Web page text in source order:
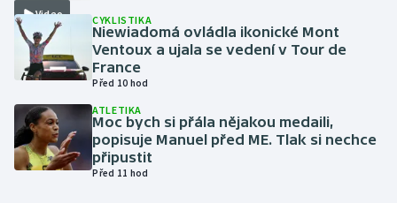
Moderní pětiboj
Motorsport
Parasport
Video CYKLISTIKA
Niewiadomá ovládla ikonické Mont
Ventoux a ujala se vedení v Tour de
France
Před 10 hod
ATLETIKA
Moc bych si přála nějakou medaili,
popisuje Manuel před ME. Tlak si nechce
připustit
Před 11 hod